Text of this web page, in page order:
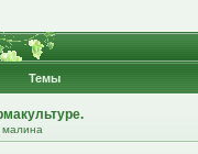
Темы
малина